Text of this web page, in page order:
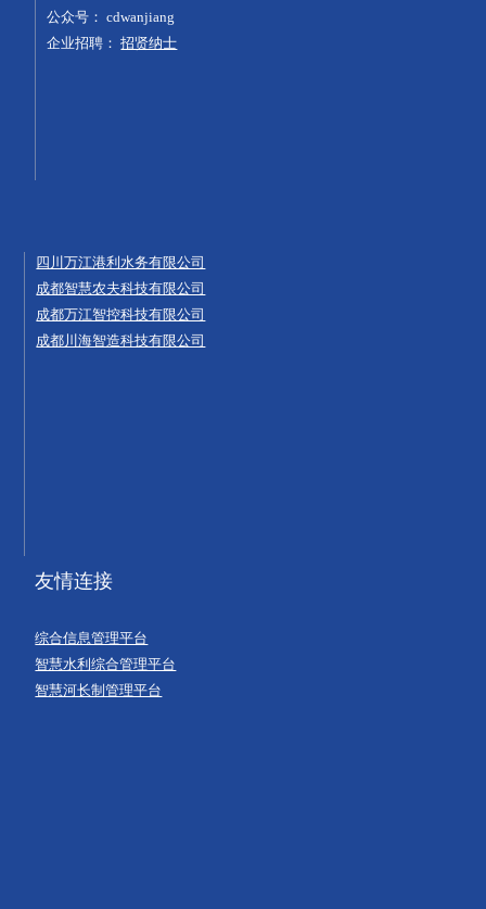
公众号：cdwanjiang
企业招聘：招贤纳士
四川万江港利水务有限公司
成都智慧农夫科技有限公司
成都万江智控科技有限公司
成都川海智造科技有限公司
友情连接
综合信息管理平台
智慧水利综合管理平台
智慧河长制管理平台